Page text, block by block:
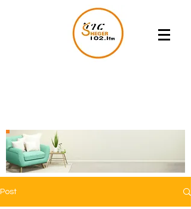
Post